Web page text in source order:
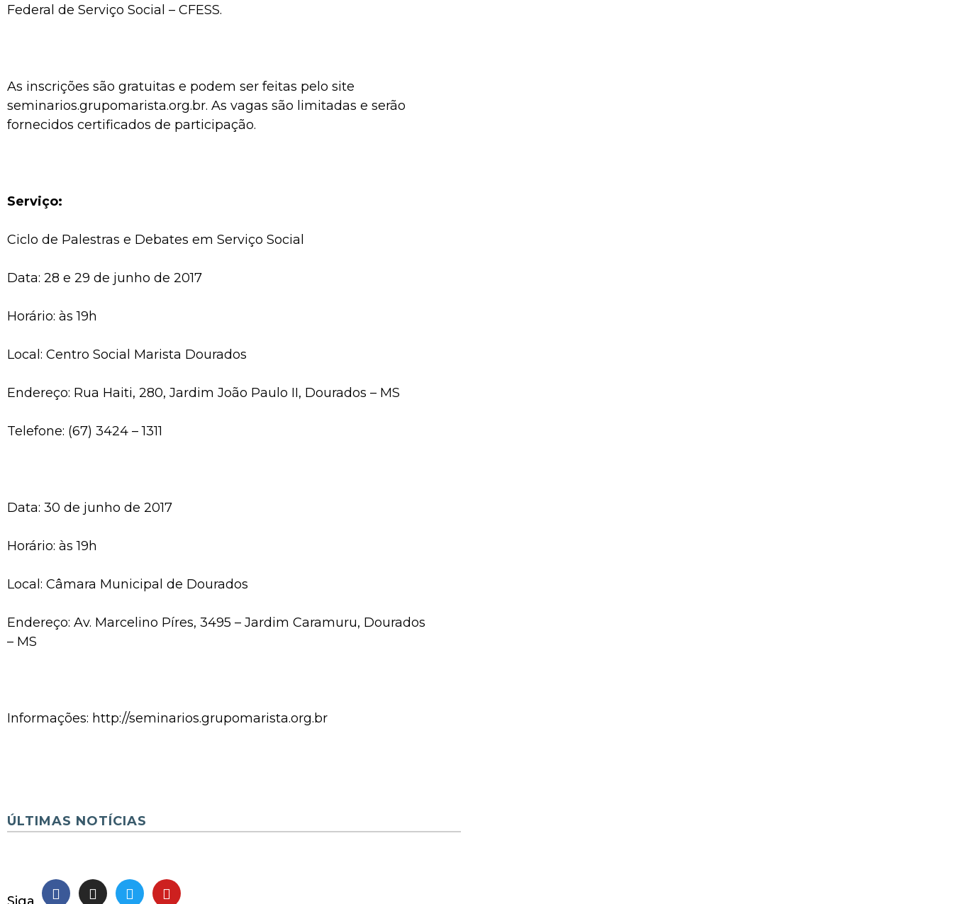
Federal de Serviço Social – CFESS.
As inscrições são gratuitas e podem ser feitas pelo site
seminarios.grupomarista.org.br. As vagas são limitadas e serão
fornecidos certificados de participação.
Serviço:
Ciclo de Palestras e Debates em Serviço Social
Data: 28 e 29 de junho de 2017
Horário: às 19h
Local: Centro Social Marista Dourados
Endereço: Rua Haiti, 280, Jardim João Paulo II, Dourados – MS
Telefone: (67) 3424 – 1311
Data: 30 de junho de 2017
Horário: às 19h
Local: Câmara Municipal de Dourados
Endereço: Av. Marcelino Píres, 3495 – Jardim Caramuru, Dourados
– MS
Informações: http://seminarios.grupomarista.org.br
ÚLTIMAS NOTÍCIAS